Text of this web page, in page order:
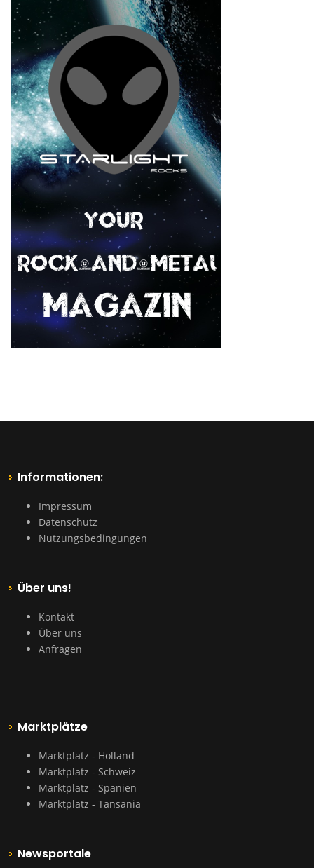
Informationen:
Impressum
Datenschutz
Nutzungsbedingungen
Über uns!
Kontakt
Über uns
Anfragen
Marktplätze
Marktplatz - Holland
Marktplatz - Schweiz
Marktplatz - Spanien
Marktplatz - Tansania
Newsportale